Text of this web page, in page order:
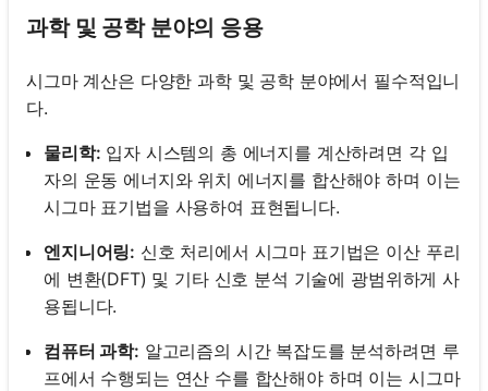
과학 및 공학 분야의 응용
시그마 계산은 다양한 과학 및 공학 분야에서 필수적입니
다.
물리학: 입자 시스템의 총 에너지를 계산하려면 각 입
자의 운동 에너지와 위치 에너지를 합산해야 하며 이는
시그마 표기법을 사용하여 표현됩니다.
엔지니어링: 신호 처리에서 시그마 표기법은 이산 푸리
에 변환(DFT) 및 기타 신호 분석 기술에 광범위하게 사
용됩니다.
컴퓨터 과학: 알고리즘의 시간 복잡도를 분석하려면 루
프에서 수행되는 연산 수를 합산해야 하며 이는 시그마